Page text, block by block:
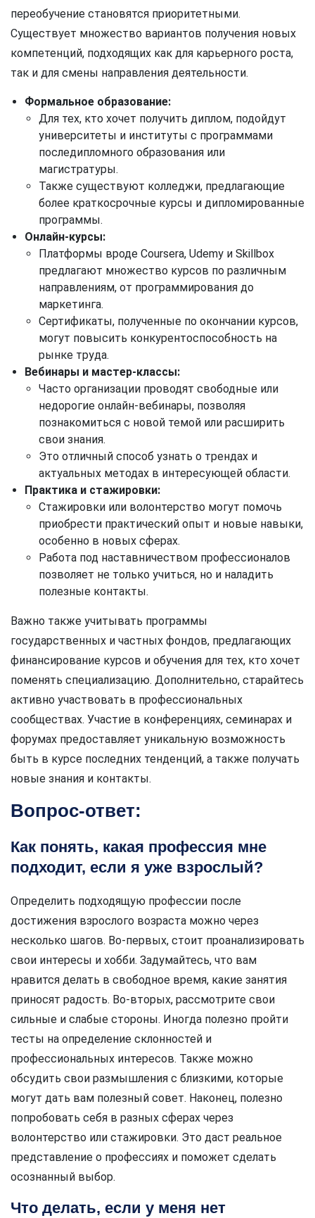
переобучение становятся приоритетными.
Существует множество вариантов получения новых
компетенций, подходящих как для карьерного роста,
так и для смены направления деятельности.
Формальное образование:
Для тех, кто хочет получить диплом, подойдут
университеты и институты с программами
последипломного образования или
магистратуры.
Также существуют колледжи, предлагающие
более краткосрочные курсы и дипломированные
программы.
Онлайн-курсы:
Платформы вроде Coursera, Udemy и Skillbox
предлагают множество курсов по различным
направлениям, от программирования до
маркетинга.
Сертификаты, полученные по окончании курсов,
могут повысить конкурентоспособность на
рынке труда.
Вебинары и мастер-классы:
Часто организации проводят свободные или
недорогие онлайн-вебинары, позволяя
познакомиться с новой темой или расширить
свои знания.
Это отличный способ узнать о трендах и
актуальных методах в интересующей области.
Практика и стажировки:
Стажировки или волонтерство могут помочь
приобрести практический опыт и новые навыки,
особенно в новых сферах.
Работа под наставничеством профессионалов
позволяет не только учиться, но и наладить
полезные контакты.
Важно также учитывать программы
государственных и частных фондов, предлагающих
финансирование курсов и обучения для тех, кто хочет
поменять специализацию. Дополнительно, старайтесь
активно участвовать в профессиональных
сообществах. Участие в конференциях, семинарах и
форумах предоставляет уникальную возможность
быть в курсе последних тенденций, а также получать
новые знания и контакты.
Вопрос-ответ:
Как понять, какая профессия мне
подходит, если я уже взрослый?
Определить подходящую профессии после
достижения взрослого возраста можно через
несколько шагов. Во-первых, стоит проанализировать
свои интересы и хобби. Задумайтесь, что вам
нравится делать в свободное время, какие занятия
приносят радость. Во-вторых, рассмотрите свои
сильные и слабые стороны. Иногда полезно пройти
тесты на определение склонностей и
профессиональных интересов. Также можно
обсудить свои размышления с близкими, которые
могут дать вам полезный совет. Наконец, полезно
попробовать себя в разных сферах через
волонтерство или стажировки. Это даст реальное
представление о профессиях и поможет сделать
осознанный выбор.
Что делать, если у меня нет